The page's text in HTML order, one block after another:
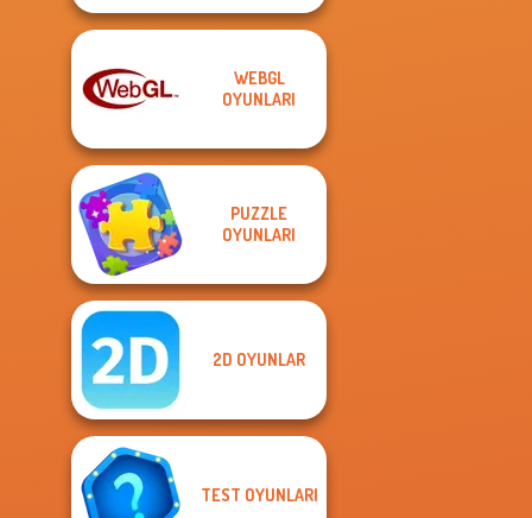
WEBGL
OYUNLARI
PUZZLE
OYUNLARI
2D OYUNLAR
TEST OYUNLARI